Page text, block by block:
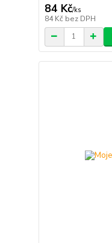
84 Kč/ks
84 Kč bez DPH